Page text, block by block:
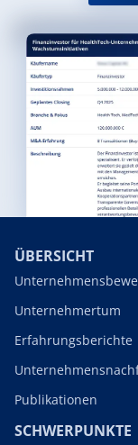
ÜBERSICHT
Unternehmertum
Erfahrungsberichte
Publikationen
SCHWERPUNKTE